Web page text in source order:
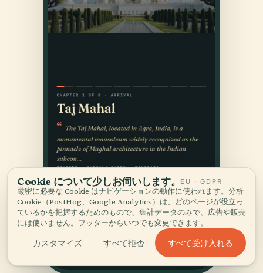
Cookie について少しお伺いします。 EU · GDPR
厳密に必要な Cookie はナビゲーションの動作に使われます。分析
Cookie（PostHog、Google Analytics）は、どのページが役立っ
ているかを把握するためのもので、集計データのみで、広告や販売
には使いません。フッターからいつでも変更できます。
カスタマイズ すべて拒否 すべて受け入れる